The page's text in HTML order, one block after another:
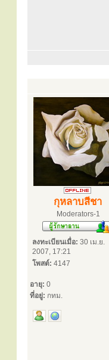
กุหลาบสีชา
Moderators-1
ลงทะเบียนเมื่อ: 30 เม.ย.
2007, 17:21
โพสต์: 4147
อายุ: 0
ที่อยู่: กทม.